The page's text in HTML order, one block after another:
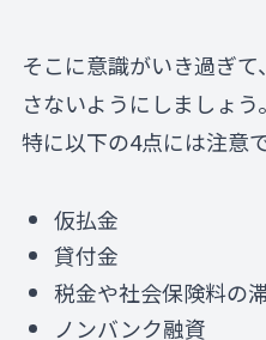
そこに意識がいき過ぎ
さないようにしましょう。
特に以下の4点には注意で
仮払金
貸付金
税金や社会保険料の
ノンバンク融資